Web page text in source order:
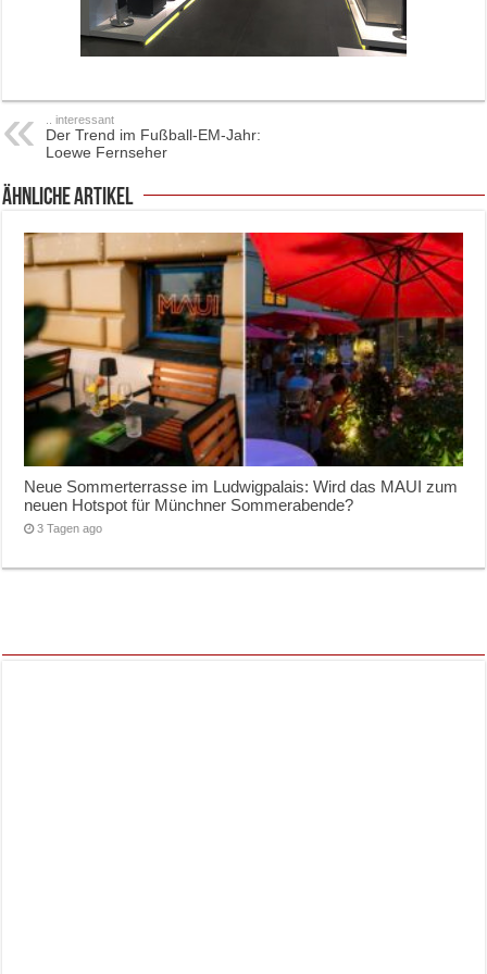
.. interessant
Der Trend im Fußball-EM-Jahr:
Loewe Fernseher
ähnliche Artikel
Neue Sommerterrasse im Ludwigpalais: Wird das MAUI zum
neuen Hotspot für Münchner Sommerabende?
3 Tagen ago